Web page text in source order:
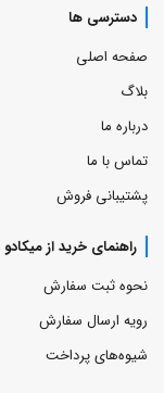
دسترسی ها
صفحه اصلی
بلاگ
درباره ما
تماس با ما
پشتیبانی فروش
راهنمای خرید از میکادو
نحوه ثبت سفارش
رویه ارسال سفارش
شیوه‌های پرداخت